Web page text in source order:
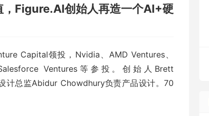
Figure.AI创始人再造一个AI+硬
Capital领投，Nvidia、AMD Ventures、
Ventures等参投。创始人Brett
计总监Abidur Chowdhury负责产品设计。70